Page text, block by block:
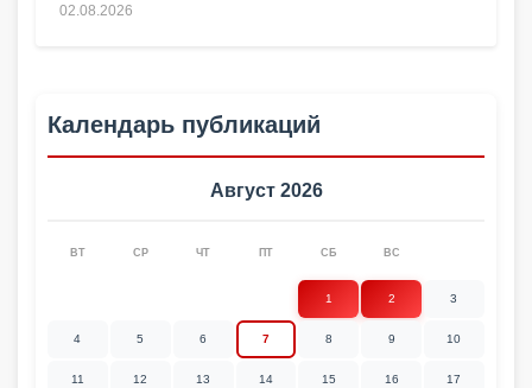
02.08.2026
Календарь публикаций
Август 2026
ВТ СР ЧТ ПТ СБ ВС
1 2 3
4 5 6 7 8 9 10
11 12 13 14 15 16 17